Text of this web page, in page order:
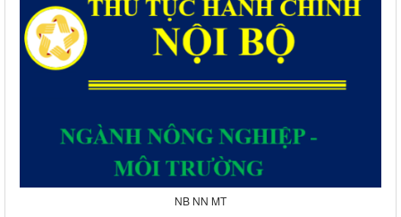
NB NN MT